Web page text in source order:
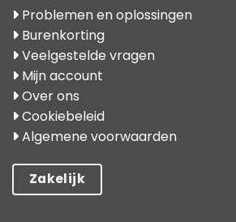
Problemen en oplossingen
Burenkorting
Veelgestelde vragen
Mijn account
Over ons
Cookiebeleid
Algemene voorwaarden
Zakelijk